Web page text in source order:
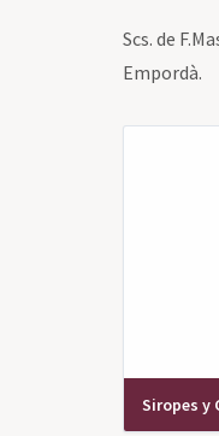
Scs. de
Empordà.
Siropes y